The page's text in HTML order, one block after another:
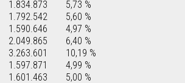
1.834.873
5,73 %
1.792.542
5,60 %
1.590.646
4,97 %
2.049.865
6,40 %
3.263.601
10,19 %
1.597.871
4,99 %
1.601.463
5,00 %